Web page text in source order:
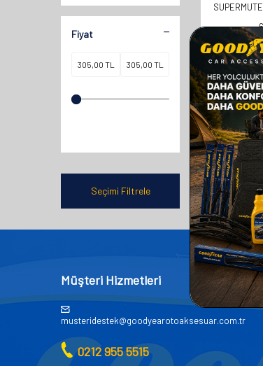
Fiyat
Seçimi Filtrele
Müşteri Hizmetleri
musteridestek@goodyearotoaksesuar.com.tr
0212 955 5515